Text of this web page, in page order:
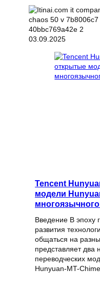
03.09.2025
Tencent
модели
Введение В эпоху
развития
общаться на
представляет два
переводческих
Hunyuan-MT-